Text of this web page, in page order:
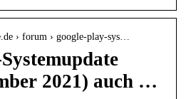
› forum › google-play-sys…
2021) auch …